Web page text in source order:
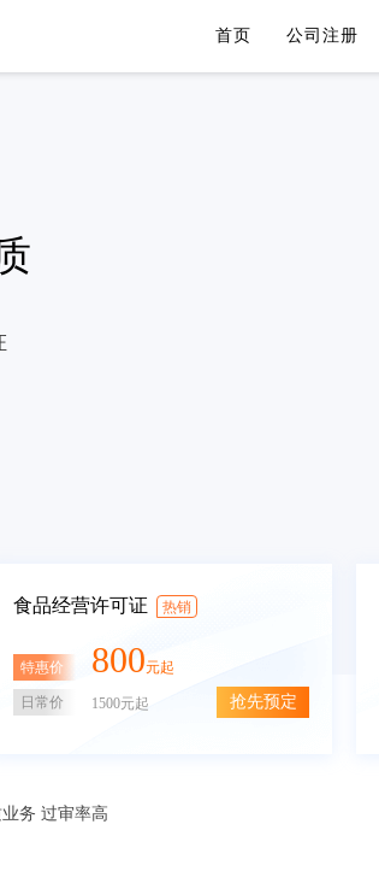
首页 公司注册
食品经营许可证 热销
特惠价 800元起
日常价 1500元起 抢先预定
务 过审率高